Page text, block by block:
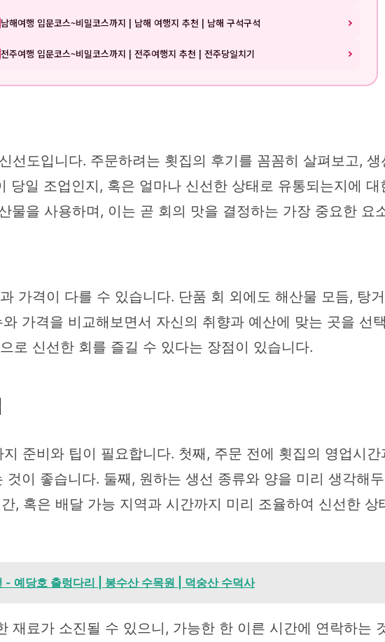
남해여행 입문코스~비밀코스까지 | 남해 여행지 추천 | 남해 구석구석
전주여행 입문코스~비밀코스까지 | 전주여행지 추천 | 전주당일치기
선도입니다. 주문하려는 횟집의 후기를 꼼꼼히 살펴보고,
당일 조업인지, 혹은 얼마나 신선한 상태로 유통되는지에
물을 사용하며, 이는 곧 회의 맛을 결정하는 가장 중요한 요
가격이 다를 수 있습니다. 단품 회 외에도 해산물 모듬, 탕
가격을 비교해보면서 자신의 취향과 예산에 맞는 곳을 선
로 신선한 회를 즐길 수 있다는 장점이 있습니다.
준비와 팁이 필요합니다. 첫째, 주문 전에 횟집의 영업시
이 좋습니다. 둘째, 원하는 생선 종류와 양을 미리 생각해
, 혹은 배달 가능 지역과 시간까지 미리 조율하여 신선한
- 예당호 출렁다리 | 봉수산 수목원 | 덕숭산 수덕사
재료가 소진될 수 있으니, 가능한 한 이른 시간에 연락하는